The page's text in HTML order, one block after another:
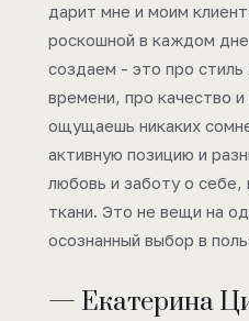
дарит мне и моим
роскошной в каждом
создаем - это про
времени, про качество
ощущаешь никаких
активную позицию и
любовь и заботу о себе,
ткани. Это не вещи на
осознанный выбор в
— Екатерина